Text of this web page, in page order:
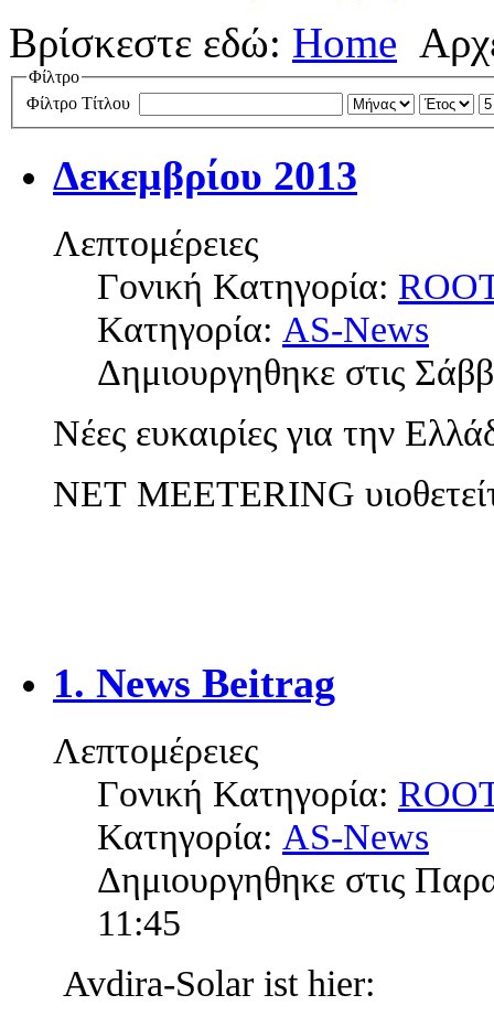
Βρίσκεστε εδώ: Home
Φίλτρο
Φίλτρο Τίτλου
Δεκεμβρίου 2013
Λεπτομέρειες
Γονική Κατηγορία:
Κατηγορία: AS-News
Δημιουργηθηκε στις
Νέες ευκαιρίες για την
NET MEETERING
1. News Beitrag
Λεπτομέρειες
Γονική Κατηγορία:
Κατηγορία: AS-News
Δημιουργηθηκε στις
11:45
Avdira-Solar ist hier: